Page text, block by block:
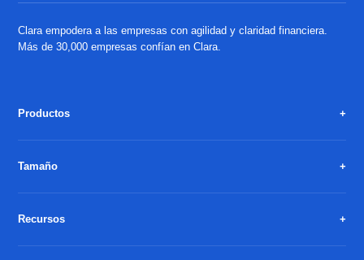
Clara empodera a las empresas con agilidad y claridad financiera.
Más de 30,000 empresas confían en Clara.
Productos
Tamaño
Recursos